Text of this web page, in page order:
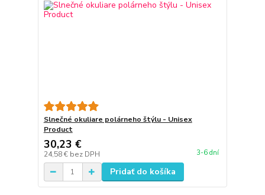
Slnečné okuliare polárneho štýlu - Unisex
Product
30,23 €
24,58 € bez DPH 3-6 dní
Pridať do košíka